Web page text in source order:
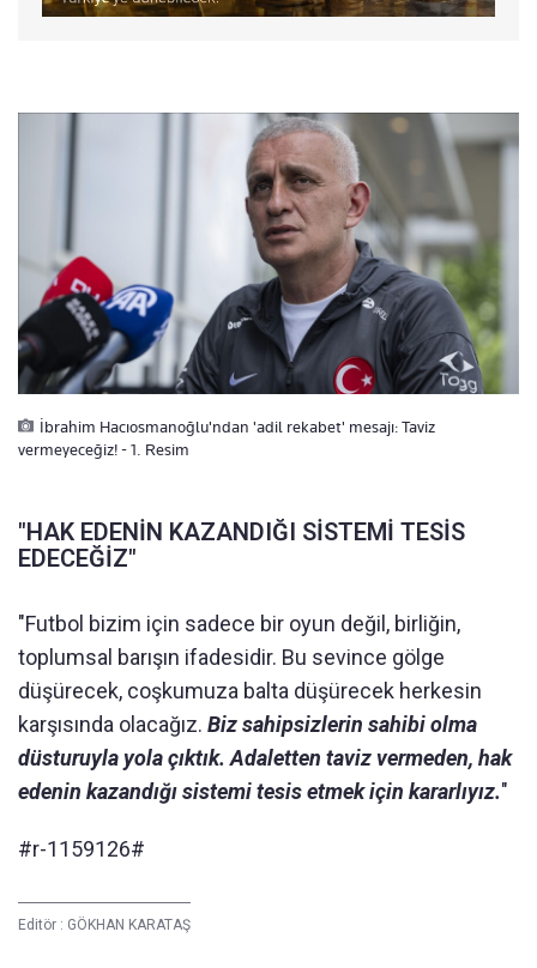
İbrahim Hacıosmanoğlu'ndan 'adil rekabet' mesajı: Taviz
vermeyeceğiz! - 1. Resim
"HAK EDENİN KAZANDIĞI SİSTEMİ TESİS
EDECEĞİZ"
"Futbol bizim için sadece bir oyun değil, birliğin,
toplumsal barışın ifadesidir. Bu sevince gölge
düşürecek, coşkumuza balta düşürecek herkesin
karşısında olacağız. Biz sahipsizlerin sahibi olma
düsturuyla yola çıktık. Adaletten taviz vermeden, hak
edenin kazandığı sistemi tesis etmek için kararlıyız."
#r-1159126#
Editör : GÖKHAN KARATAŞ